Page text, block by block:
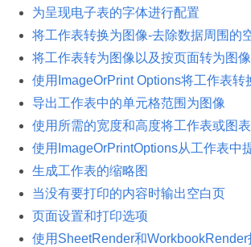
为呈现电子表的字体进行配置
将工作表转换为图像-去除数据周围的
将工作表转为图像以及按页面转为图像
使用ImageOrPrint Options将工作表转
导出工作表中的单元格范围为图像
使用所需的宽度和高度将工作表或图
使用ImageOrPrintOptions从工作表中
生成工作表的缩略图
当没有要打印的内容时输出空白页
页面设置和打印选项
使用SheetRender和